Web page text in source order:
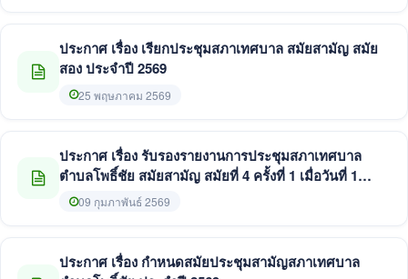
ประกาศ เรื่อง เรียกประชุมสภาเทศบาล สมัยสามัญ สมัย
สอง ประจำปี 2569
25 พฤษภาคม 2569
ประกาศ เรื่อง รับรองรายงานการประชุมสภาเทศบาล
ตำบลโพธิ์ชัย สมัยสามัญ สมัยที่ 4 ครั้งที่ 1 เมื่อวันที่ 1
ธันวาคม 2568
09 กุมภาพันธ์ 2569
ประกาศ เรื่อง กำหนดสมัยประชุมสามัญสภาเทศบาล